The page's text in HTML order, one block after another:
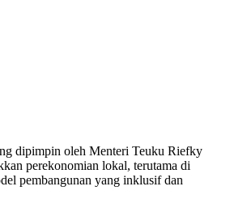
dipimpin oleh Menteri Teuku Riefky
perekonomian lokal, terutama di
pembangunan yang inklusif dan